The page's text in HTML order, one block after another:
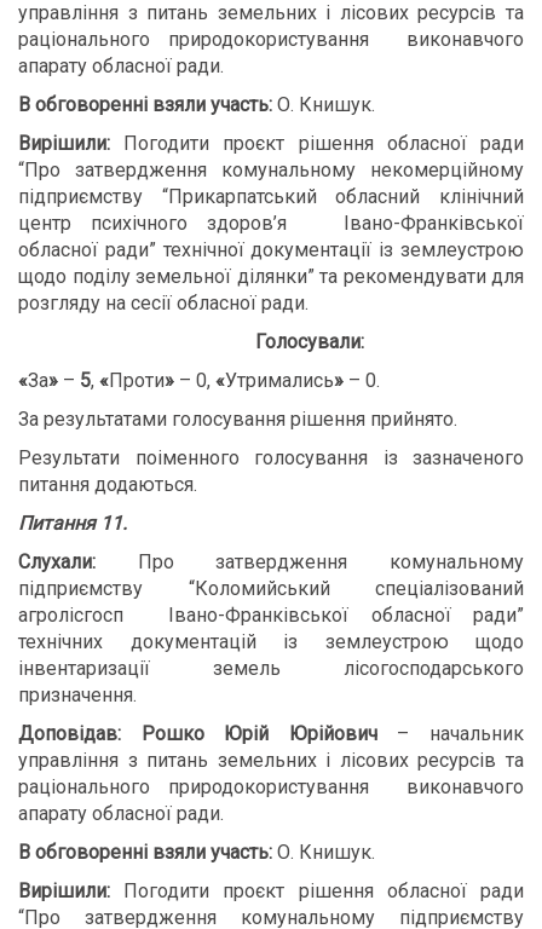
управління з питань земельних і лісових ресурсів та
раціонального природокористування
виконавчого
апарату обласної ради.
В обговоренні взяли участь: О. Книшук.
Вирішили: Погодити проєкт рішення обласної ради
“Про затвердження комунальному некомерційному
підприємству “Прикарпатський обласний клінічний
центр психічного здоров’я Івано-Франківської
обласної ради” технічної документації із землеустрою
щодо поділу земельної ділянки” та рекомендувати для
розгляду на сесії обласної ради.
Голосували:
«За» – 5, «Проти» – 0, «Утримались» – 0.
За результатами голосування рішення прийнято.
Результати поіменного голосування із зазначеного
питання додаються.
Питання 11.
Слухали: Про затвердження комунальному
підприємству “Коломийський спеціалізований
агролісгосп Івано-Франківської обласної ради”
технічних документацій із землеустрою щодо
інвентаризації земель лісогосподарського
призначення.
Доповідав: Рошко Юрій Юрійович– начальник
управління з питань земельних і лісових ресурсів та
раціонального природокористування
виконавчого
апарату обласної ради.
В обговоренні взяли участь: О. Книшук.
Вирішили: Погодити проєкт рішення обласної ради
“Про затвердження комунальному підприємству